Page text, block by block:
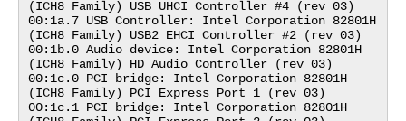
(ICH8 Family) USB UHCI Controller #4 (rev 03)
00:1a.7 USB Controller: Intel Corporation 82801H
(ICH8 Family) USB2 EHCI Controller #2 (rev 03)
00:1b.0 Audio device: Intel Corporation 82801H
(ICH8 Family) HD Audio Controller (rev 03)
00:1c.0 PCI bridge: Intel Corporation 82801H
(ICH8 Family) PCI Express Port 1 (rev 03)
00:1c.1 PCI bridge: Intel Corporation 82801H